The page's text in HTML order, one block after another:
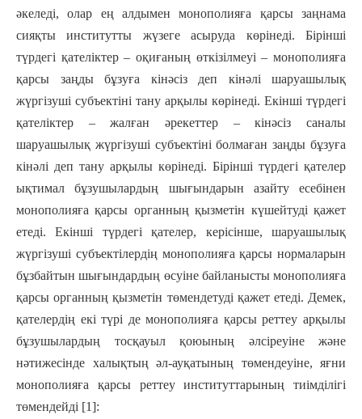
әкеледі, олар ең алдымен монополияға қарсы заңнама
сияқты институтты жүзеге асыруда көрінеді. Бірінші
түрдегі қателіктер – оқиғаның өткізілмеуі – монополияға
қарсы заңды бұзуға кінәсіз деп кінәлі шаруашылық
жүргізуші субъектіні тану арқылы көрінеді. Екінші түрдегі
қателіктер – жалған әрекеттер – кінәсіз саналы
шаруашылық жүргізуші субъектіні болмаған заңды бұзуға
кінәлі деп тану арқылы көрінеді. Бірінші түрдегі қателер
ықтимал бұзушылардың шығындарын азайту есебінен
монополияға қарсы органның қызметін күшейтуді қажет
етеді. Екінші түрдегі қателер, керісінше, шаруашылық
жүргізуші субъектілердің монополияға қарсы нормаларын
бұзбайтын шығындардың өсуіне байланысты монополияға
қарсы органның қызметін төмендетуді қажет етеді. Демек,
қателердің екі түрі де монополияға қарсы реттеу арқылы
бұзушылардың тосқауыл қоюының әлсіреуіне және
нәтижесінде халықтың әл-ауқатының төмендеуіне, яғни
монополияға қарсы реттеу институттарының тиімділігі
төмендейді [1]: